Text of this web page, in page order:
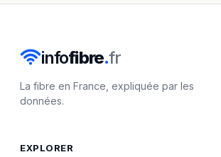
infofibre.fr
La fibre en France, expliquée par les
données.
EXPLORER